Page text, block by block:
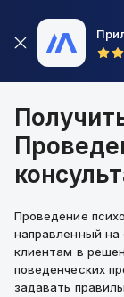
Проведение
направленный на
клиентам в
поведенческих
задавать